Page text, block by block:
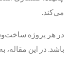
می‌کند.
در هر پروژه
باشد. در این